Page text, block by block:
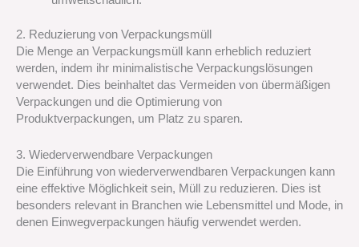
2. Reduzierung von Verpackungsmüll
Die Menge an Verpackungsmüll kann erheblich reduziert
werden, indem ihr minimalistische Verpackungslösungen
verwendet. Dies beinhaltet das Vermeiden von übermäßigen
Verpackungen und die Optimierung von
Produktverpackungen, um Platz zu sparen.
3. Wiederverwendbare Verpackungen
Die Einführung von wiederverwendbaren Verpackungen kann
eine effektive Möglichkeit sein, Müll zu reduzieren. Dies ist
besonders relevant in Branchen wie Lebensmittel und Mode, in
denen Einwegverpackungen häufig verwendet werden.